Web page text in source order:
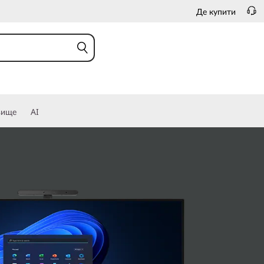
Де купити
AI